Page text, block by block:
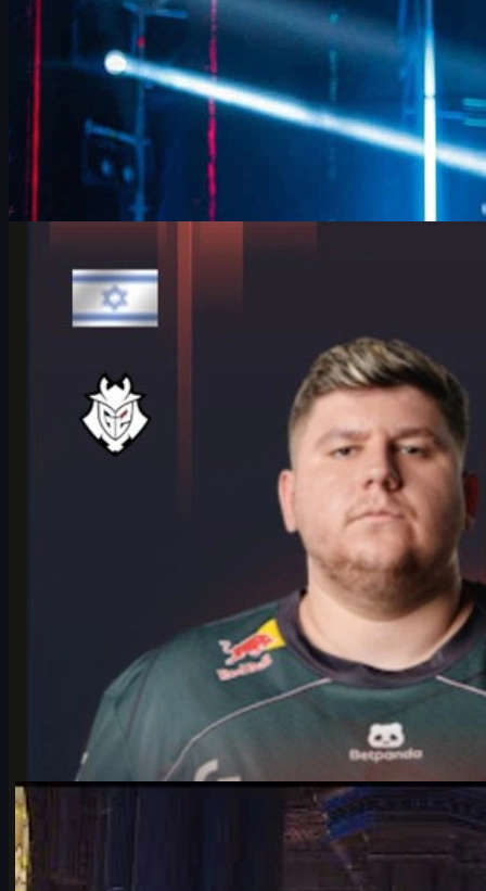
HeavyGod über G2, Major-Druck und csgo skins in
Interview mit G2s Anchor HeavyGod zum IEM Cologne Major
2026: Mindset, Vorbereitung, Teamchemie und warum Details
über Sieg oder Niederlage entscheiden.
Juni 17, 2026
vonMichael
Counter-Strike 2Juni 17, 2026
IEM Cologne 2026: Falcons vs. Vitality – Analyse,
Storyline & csgo skins